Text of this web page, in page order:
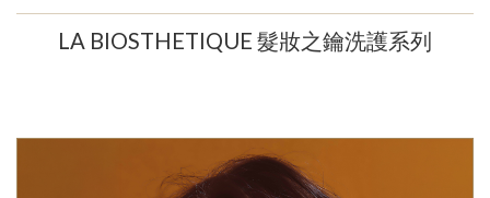
LA BIOSTHETIQUE 髮妝之鑰洗護系列